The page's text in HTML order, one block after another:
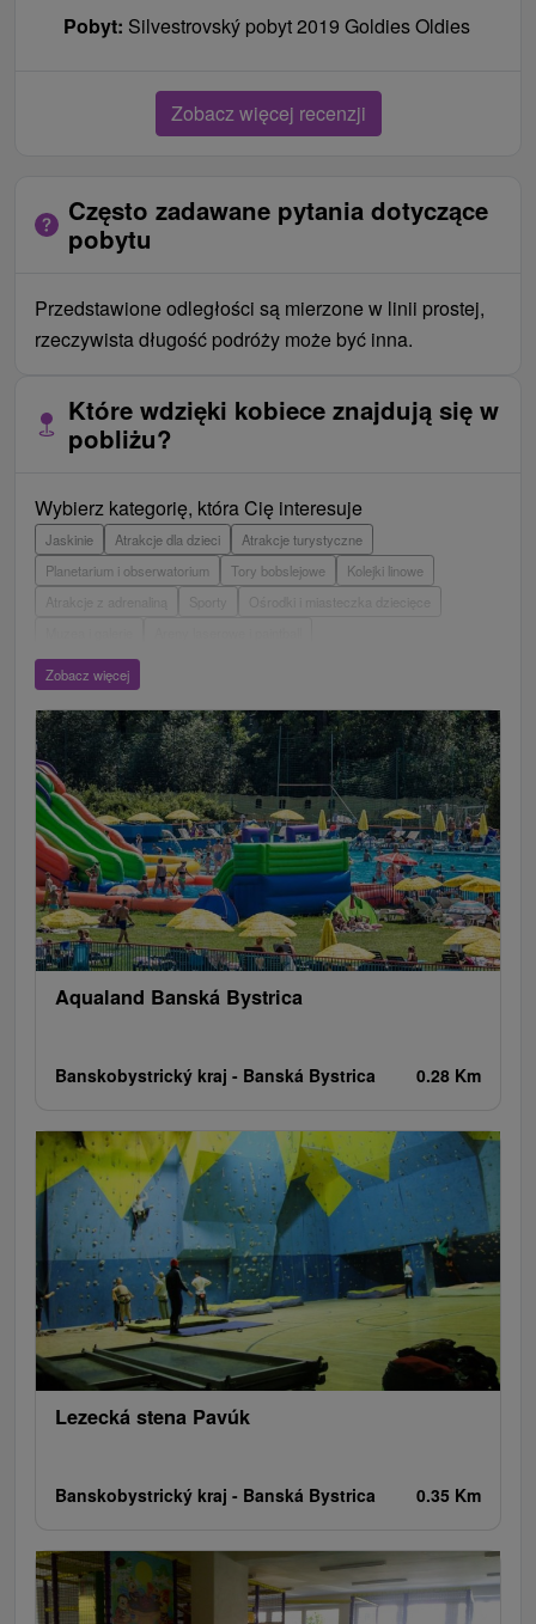
Pobyt: Silvestrovský pobyt 2019 Goldies Oldies
Zobacz więcej recenzji
Często zadawane pytania dotyczące
pobytu
Przedstawione odległości są mierzone w linii prostej,
rzeczywista długość podróży może być inna.
Które wdzięki kobiece znajdują się w
pobliżu?
Wybierz kategorię, która Cię interesuje
Jaskinie Atrakcje dla dzieci
Atrakcje turystyczne
Planetarium i obserwatorium
Tory bobslejowe
Kolejki linowe
Atrakcje z adrenaliną
Wieże obserwacyjne i chodniki
Escaperoom
Ogrody botaniczne
Parki miejskie i zamkowe
Loty widokowe i rejsy wycieczkowe
Tarcze
Jeziora, jeziora, zbiorniki wodne
Zabytki techniki
Pomniki
Wodospady
Kościoły drewniane Źródła Teatry
Jazda konna
Túry a turistické chodníky
Zamki Chaty górskie
Miejsca sakralne
Rafting, rafting, rafting
Obiekty architektoniczne
Ośrodek narciarski
Pola golfowe
Tory gokartowe
Amfiteatry i kina w przyrodzie
Szlaki winne
Cyklotrasy
Zobacz więcej
Aqualand Banská Bystrica
Banskobystrický kraj - Banská Bystrica 0.28 Km
Lezecká stena Pavúk
Banskobystrický kraj - Banská Bystrica 0.35 Km